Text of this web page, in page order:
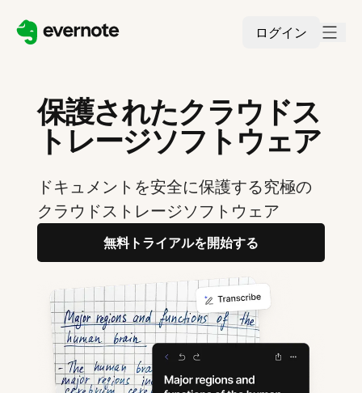
ログイン
保護されたクラウドス
トレージソフトウェア
ドキュメントを安全に保護する究極の
クラウドストレージソフトウェア
無料トライアルを開始する